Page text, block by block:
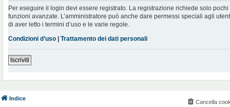
Per eseguire il login devi essere registrato. La registrazione richiede solo
funzioni avanzate. L’amministratore può anche dare permessi speciali agli
di aver letto i termini d’uso e le varie regole.
Condizioni d’uso | Trattamento dei dati personali
Iscriviti
Indice
Cancella